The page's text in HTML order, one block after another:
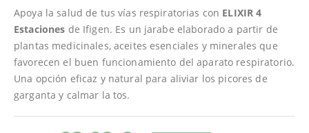
galería
de
imágenes
Apoya la salud de tus vías respiratorias con ELIXIR 4
Estaciones de Ifigen. Es un jarabe elaborado a partir de
plantas medicinales, aceites esenciales y minerales que
favorecen el buen funcionamiento del aparato respiratorio.
Una opción eficaz y natural para aliviar los picores de
garganta y calmar la tos.